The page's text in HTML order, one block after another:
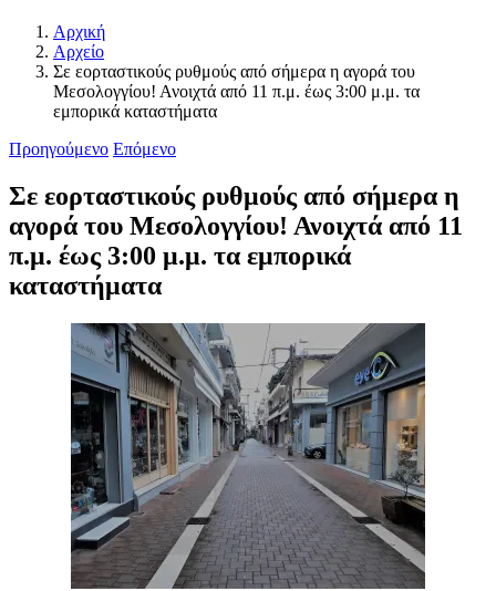
Αρχική
Αρχείο
Σε εορταστικούς ρυθμούς από σήμερα η αγορά του
Μεσολογγίου! Ανοιχτά από 11 π.μ. έως 3:00 μ.μ. τα
εμπορικά καταστήματα
Προηγούμενο Επόμενο
Σε εορταστικούς ρυθμούς από σήμερα η
αγορά του Μεσολογγίου! Ανοιχτά από 11
π.μ. έως 3:00 μ.μ. τα εμπορικά
καταστήματα